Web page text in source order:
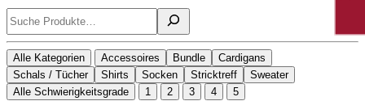
Suchen
Alle Kategorien Accessoires Bundle
Cardigans
Schals / Tücher
Shirts Socken Stricktreff
Sweater
Alle Schwierigkeitsgrade
1 2 3 4 5